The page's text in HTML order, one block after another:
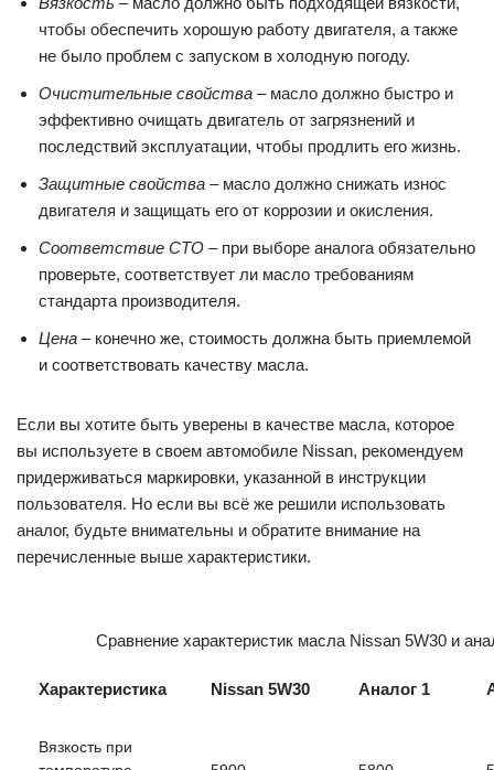
чтобы обеспечить хорошую работу двигателя, а также
не было проблем с запуском в холодную погоду.
Очистительные свойства – масло должно быстро и
эффективно очищать двигатель от загрязнений и
последствий эксплуатации, чтобы продлить его жизнь.
Защитные свойства – масло должно снижать износ
двигателя и защищать его от коррозии и окисления.
Соответствие СТО – при выборе аналога обязательно
проверьте, соответствует ли масло требованиям
стандарта производителя.
Цена – конечно же, стоимость должна быть приемлемой
и соответствовать качеству масла.
Если вы хотите быть уверены в качестве масла, которое
вы используете в своем автомобиле Nissan, рекомендуем
придерживаться маркировки, указанной в инструкции
пользователя. Но если вы всё же решили использовать
аналог, будьте внимательны и обратите внимание на
перечисленные выше характеристики.
Сравнение характеристик масла Nissan 5W30 и
Характеристика Nissan 5W30 Аналог 1
Вязкость при